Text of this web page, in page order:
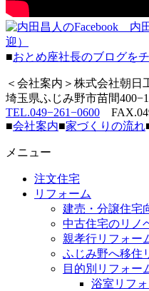
内
迎）
■おとめ座社長のブログをチ
＜会社案内＞株式会社朝日
埼玉県ふじみ野市苗間400−1
TEL.049−261−0600
■会社案内■家づくりの流れ
メニュー
注文住宅
リフォーム
建売・分譲住宅
中古住宅のリノ
親孝行リフォー
ふじみ野へ移住
目的別リフォー
浴室リフ